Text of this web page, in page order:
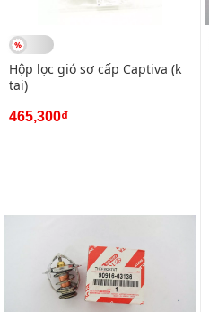
Hộp lọc gió sơ cấp Captiva (k
tai)
465,300₫